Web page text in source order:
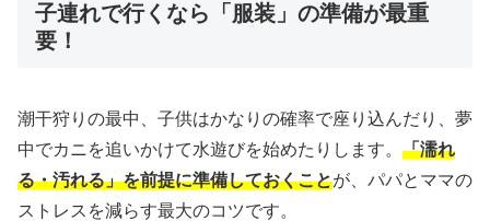
子連れで行くなら「服装」の準備が最重
要！
潮干狩りの最中、子供はかなりの確率で座り込んだり、夢
中でカニを追いかけて水遊びを始めたりします。 「濡れ
る・汚れる」を前提に準備しておくことが、パパとママの
ストレスを減らす最大のコツです。